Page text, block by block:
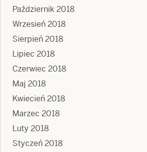
Październik 2018
Wrzesień 2018
Sierpień 2018
Lipiec 2018
Czerwiec 2018
Maj 2018
Kwiecień 2018
Marzec 2018
Luty 2018
Styczeń 2018